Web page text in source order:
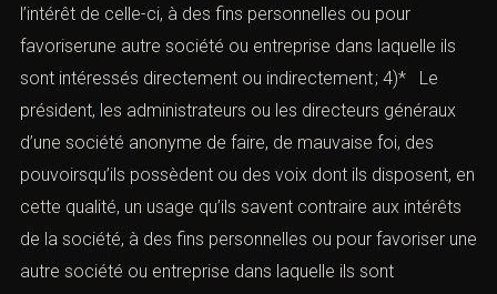
toute distribution de dividendes, des comptes annuels ne
donnant pas, pour chaque exercice, uneimage fidèle du
résultat des opérations de l’exercice, de la situation
financière et du patrimoine, à l’expiration de
cettepériode, en vue de dissimuler la véritable situation
de la société ;
3)* LE PRÉSIDENT, LES ADMINISTRATEURS
OU LES DIRECTEURS GÉNÉRAUX D’UNE
SOCIÉTÉ ANONYME DE FAIRE, DE MAUVAISE
FOI, DES BIENS OU